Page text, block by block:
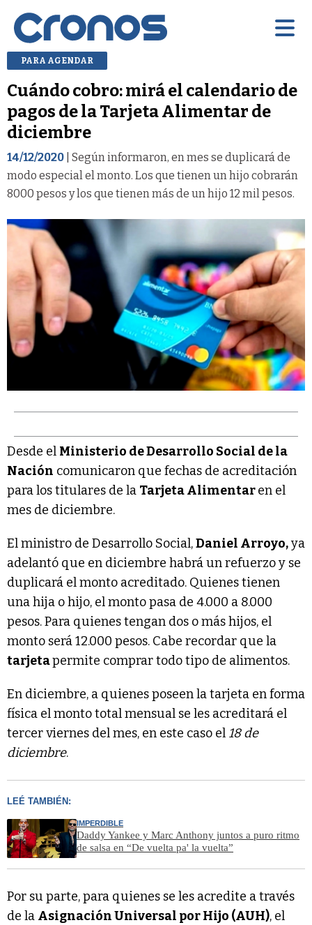
PARA AGENDAR
Cuándo cobro: mirá el calendario de
pagos de la Tarjeta Alimentar de
diciembre
14/12/2020 | Según informaron, en mes se duplicará de
modo especial el monto. Los que tienen un hijo cobrarán
8000 pesos y los que tienen más de un hijo 12 mil pesos.
Desde el Ministerio de Desarrollo Social de la
Nación comunicaron que fechas de acreditación
para los titulares de la Tarjeta Alimentaren el
mes de diciembre.
El ministro de Desarrollo Social,Daniel Arroyo,ya
adelantó que en diciembre habrá un refuerzo y se
duplicará el monto acreditado. Quienes tienen
una hija o hijo, el monto pasa de 4.000 a 8.000
pesos. Para quienes tengan dos o más hijos, el
monto será 12.000 pesos. Cabe recordar que la
tarjetapermite comprar todo tipo de alimentos.
En diciembre, a quienes poseen la tarjeta en forma
física el monto total mensual se les acreditará el
tercer viernes del mes, en este caso el 18 de
diciembre.
LEÉ TAMBIÉN:
IMPERDIBLE
Daddy Yankee y Marc Anthony juntos a puro ritmo
de salsa en “De vuelta pa' la vuelta”
Por su parte, para quienes se les acredite a través
de la Asignación Universal por Hijo (AUH), el